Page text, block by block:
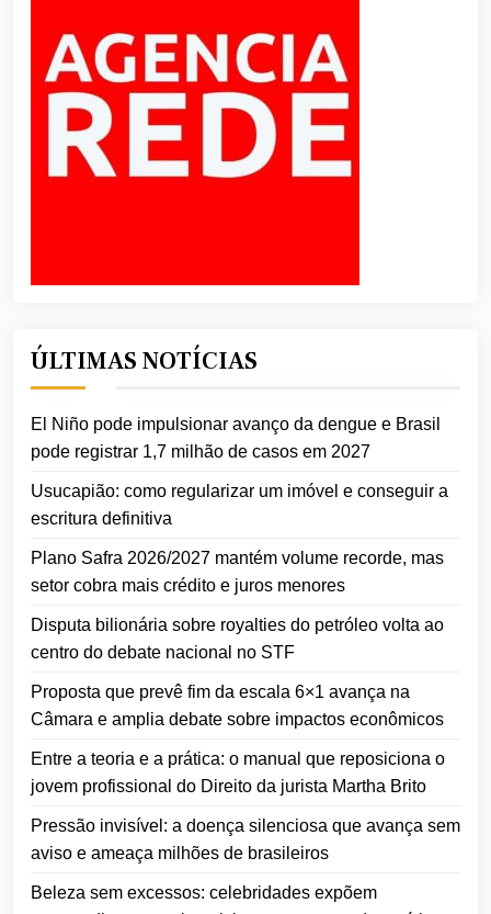
ÚLTIMAS NOTÍCIAS
El Niño pode impulsionar avanço da dengue e Brasil
pode registrar 1,7 milhão de casos em 2027
Usucapião: como regularizar um imóvel e conseguir a
escritura definitiva
Plano Safra 2026/2027 mantém volume recorde, mas
setor cobra mais crédito e juros menores
Disputa bilionária sobre royalties do petróleo volta ao
centro do debate nacional no STF
Proposta que prevê fim da escala 6×1 avança na
Câmara e amplia debate sobre impactos econômicos
Entre a teoria e a prática: o manual que reposiciona o
jovem profissional do Direito da jurista Martha Brito
Pressão invisível: a doença silenciosa que avança sem
aviso e ameaça milhões de brasileiros
Beleza sem excessos: celebridades expõem